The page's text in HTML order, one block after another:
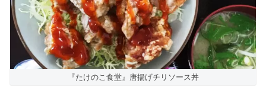
『たけのこ食堂』唐揚げチリソース丼